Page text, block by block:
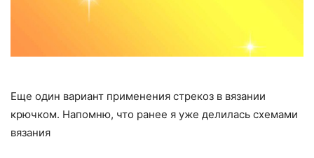
Еще один вариант применения стрекоз в вязании
крючком. Напомню, что ранее я уже делилась схемами
вязания